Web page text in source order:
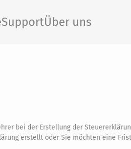
SupportÜber uns
bei der Erstellung der
erstellt oder Sie möchten eine